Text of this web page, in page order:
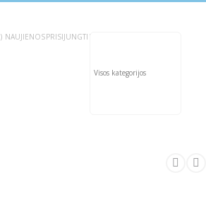
) NAUJIENOSPRISIJUNGTI KONTAKTAI